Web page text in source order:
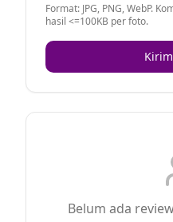
Format: JPG, PNG, WebP.
hasil <=100KB per foto.
Belum ada